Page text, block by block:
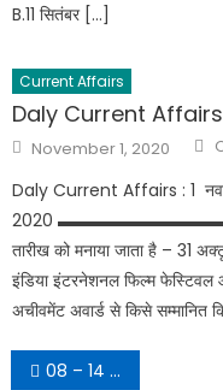
B.11 सितंबर […]
Current Affairs
Daly Current
November 1, 2020
Daly Current Affairs : 1
2020 ▬▬▬▬▬▬▬▬▬▬▬▬▬▬
तारीख को मनाया जाता है – 31
इंडिया इंटरनेशनल फिल्म
अचीवमेंट अवार्ड से किसे सम्मानित
08 – 14 September 2022 Rajasthan Current Affairs PDF in Hindi